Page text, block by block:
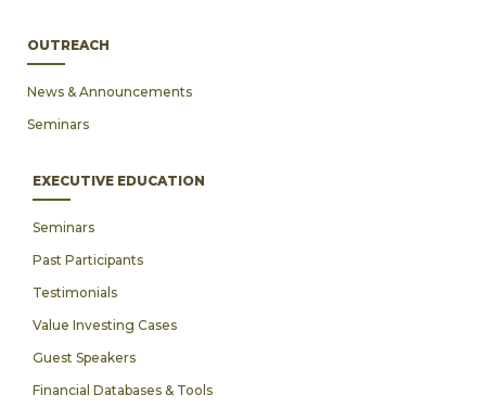
OUTREACH
News & Announcements
Seminars
EXECUTIVE EDUCATION
Seminars
Past Participants
Testimonials
Value Investing Cases
Guest Speakers
Financial Databases & Tools